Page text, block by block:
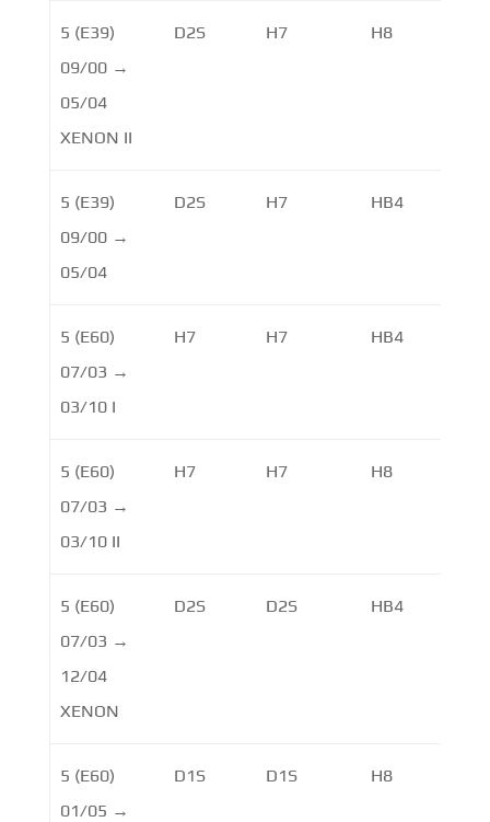
5 (E39)
09/00 →
05/04
XENON II
D2S H7 H8
5 (E39)
09/00 →
05/04
D2S H7 HB4
5 (E60)
07/03 →
03/10 I
H7 H7 HB4
5 (E60)
07/03 →
03/10 II
H7 H7 H8
5 (E60)
07/03 →
12/04
XENON
D2S D2S HB4
5 (E60)
01/05 →
D1S D1S H8